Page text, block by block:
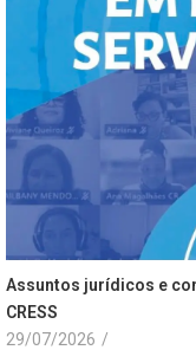
Assuntos jurídicos e
CRESS
29/07/2026 /